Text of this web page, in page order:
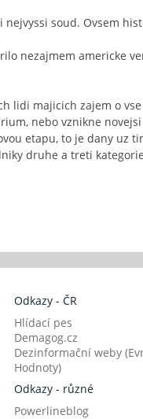
soud. Ovsem
nezajmem americke
lidi majicich zajem o
nebo vznikne novejsi
etapu, to je dany uz
druhe a treti
Odkazy - ČR
Hlídací pes
Demagog.cz
Dezinformační weby
Hodnoty)
Odkazy - různé
Powerlineblog